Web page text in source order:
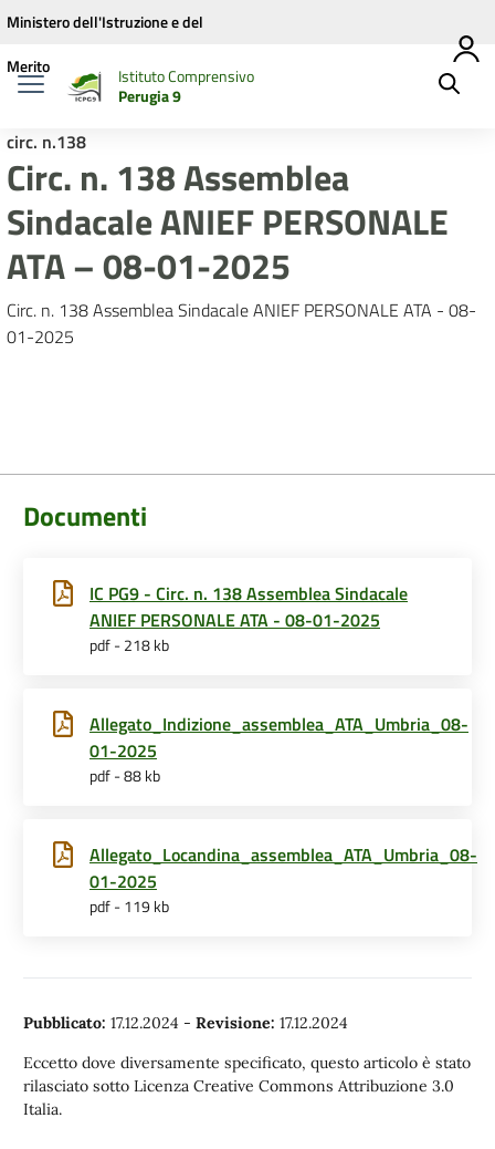
Vai ai contenuti
Vai al menu di navigazione
Vai al footer
Ministero dell'Istruzione e del
Merito
Istituto Comprensivo
Perugia 9
circ. n.138
Circ. n. 138 Assemblea
Sindacale ANIEF PERSONALE
ATA – 08-01-2025
Circ. n. 138 Assemblea Sindacale ANIEF PERSONALE ATA - 08-
01-2025
Documenti
IC PG9 - Circ. n. 138 Assemblea Sindacale
ANIEF PERSONALE ATA - 08-01-2025
pdf - 218 kb
Allegato_Indizione_assemblea_ATA_Umbria_08-
01-2025
pdf - 88 kb
Allegato_Locandina_assemblea_ATA_Umbria_08-
01-2025
pdf - 119 kb
Pubblicato: 17.12.2024 - Revisione: 17.12.2024
Eccetto dove diversamente specificato, questo articolo è stato
rilasciato sotto Licenza Creative Commons Attribuzione 3.0
Italia.